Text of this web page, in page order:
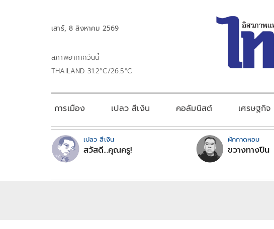
เสาร์, 8 สิงหาคม 2569
สภาพอากาศวันนี้
THAILAND 31.2°C/26.5°C
การเมือง เปลว สีเงิน คอลัมนิสต์ เศรษฐกิจ
เปลว สีเงิน
สวัสดี...คุณครู!
ผักกาดหอม
ขวางทางปืน